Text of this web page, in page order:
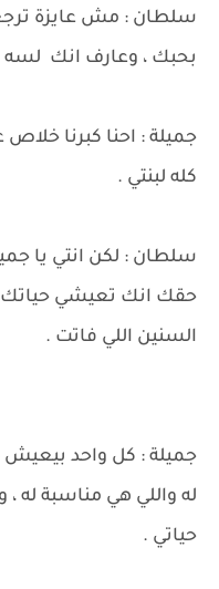
سلطان : مش عايزة
بحبك ، وعارف انك لسه
جميلة : احنا كبرنا خلاص
كله لبنتي .
سلطان : لكن انتي يا
حقك انك تعيشي حياتك
السنين اللي فاتت .
جميلة : كل واحد بيعيش
له واللي هي مناسبة له ،
حياتي .